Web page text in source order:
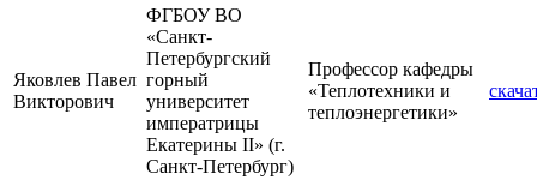
Яковлев Павел
Викторович
ФГБОУ ВО
«Санкт-
Петербургский
горный
университет
императрицы
Екатерины II» (г.
Санкт-Петербург)
Профессор кафедры
«Теплотехники и
теплоэнергетики»